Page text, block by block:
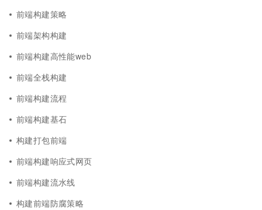
前端构建策略
前端架构构建
前端构建高性能web
前端全栈构建
前端构建流程
前端构建基石
构建打包前端
前端构建响应式网页
前端构建流水线
构建前端防腐策略